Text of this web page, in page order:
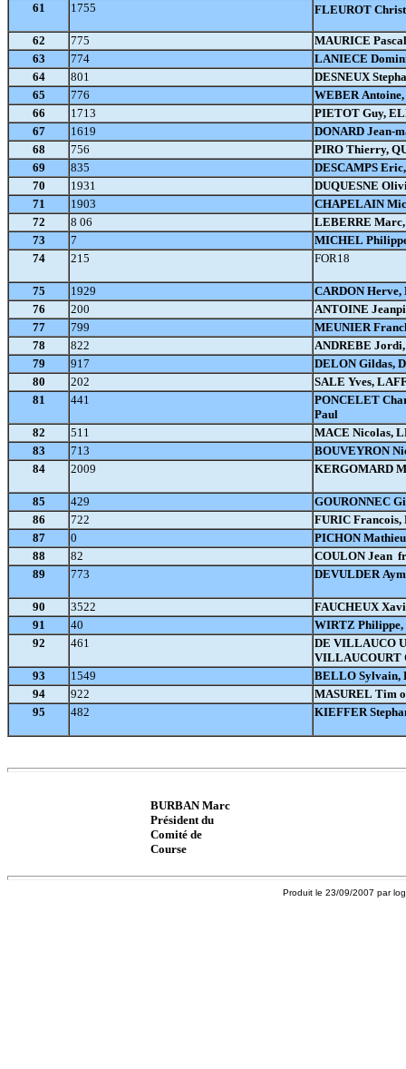
61
1755 FLEUROT
62 775
MAURICE
63
774
LANIECE
64
801
DESNEUX
65
776
WEBER
66
1713
PIETOT Guy,
67
1619
DONARD Jean-
68
756
PIRO Thierry,
69
835
DESCAMPS
70
1931
DUQUESNE
71
1903
CHAPELAIN
72
8 06
LEBERRE
73
7
MICHEL
74
215 FOR18
75 1929
CARDON
76
200
ANTOINE
77
799
MEUNIER
78
822
ANDREBE
79
917
DELON Gildas,
80
202
SALE Yves,
81
441
PONCELET
Paul
82
511
MACE Nicolas,
83
713
BOUVEYRON
84
2009 KERGOMARD
85 429
GOURONNEC
86
722
FURIC
87
0
PICHON
88
82
COULON Jean
89
773 DEVULDER
90 3522
FAUCHEUX
91
40
WIRTZ Philippe,
92
461
DE VILLAUCO
VILLAUCOURT
93
1549
BELLO Sylvain,
94
922
MASUREL Tim
95
482 KIEFFER
BURBAN Marc
Président du
Comité de
Course
Produit le 23/09/2007 par